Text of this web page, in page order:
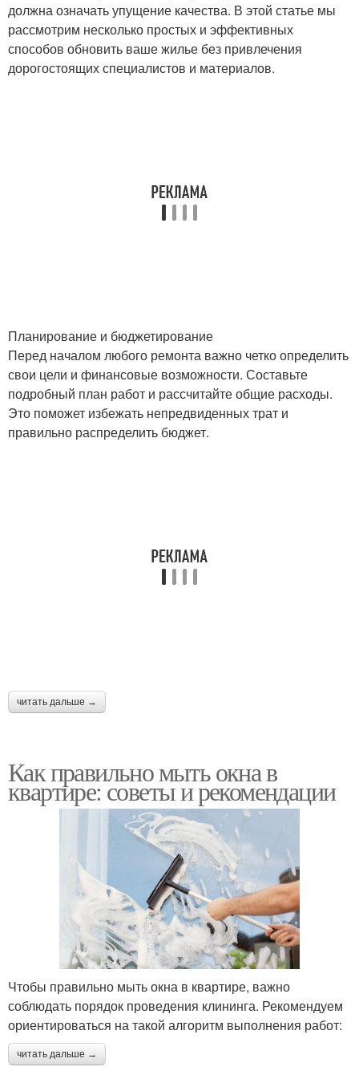
Окна для
коммерческого здания
Цены на окна
Стеклопакет в
пластиковом окне
Окна на солнечную
сторону
Утеплитель для окон
Утеплитель для
пластиковых окон
Утеплитель для
деревянных окон
Пластиковое окно
Металлопластиковое
окно
Металлопластиковые
окна
должна означать упущение качества. В этой статье мы
рассмотрим несколько простых и эффективных
способов обновить ваше жилье без привлечения
дорогостоящих специалистов и материалов.
Планирование и бюджетирование
Перед началом любого ремонта важно четко определить
свои цели и финансовые возможности. Составьте
подробный план работ и рассчитайте общие расходы.
Это поможет избежать непредвиденных трат и
правильно распределить бюджет.
читать дальше →
Как правильно мыть окна в
квартире: советы и рекомендации
Чтобы правильно мыть окна в квартире, важно
соблюдать порядок проведения клининга. Рекомендуем
ориентироваться на такой алгоритм выполнения работ:
читать дальше →